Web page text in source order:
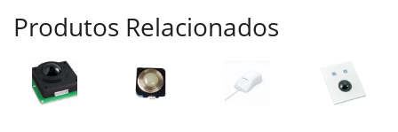
Produtos Relacionados